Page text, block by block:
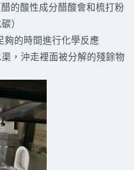
的酸性成分醋酸會和梳打粉
）
夠的時間進行化學反應
，沖走裡面被分解的殘餘物